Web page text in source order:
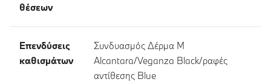
θέσεων
Επενδύσεις
καθισμάτων
Συνδυασμός Δέρμα M
Alcantara/Veganza Black/ραφές
αντίθεσης Blue